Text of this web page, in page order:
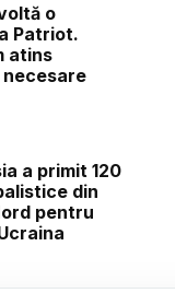
o
Patriot.
atins
a primit 120
din
pentru